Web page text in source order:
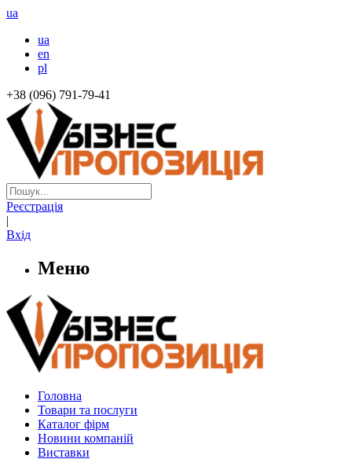
ua
ua
en
pl
+38 (096) 791-79-41
Реєстрація
|
Вхід
Меню
Головна
Товари та послуги
Каталог фірм
Новини компаній
Виставки